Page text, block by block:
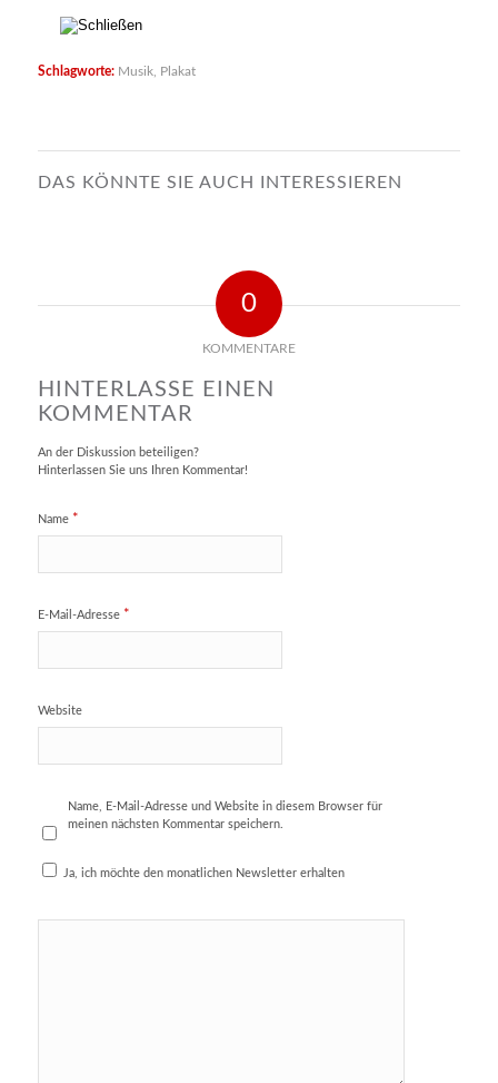
Schlagworte: Musik, Plakat
DAS KÖNNTE SIE AUCH INTERESSIEREN
0
KOMMENTARE
HINTERLASSE EINEN
KOMMENTAR
An der Diskussion beteiligen?
Hinterlassen Sie uns Ihren Kommentar!
Name *
E-Mail-Adresse *
Website
Name, E-Mail-Adresse und Website in diesem Browser für
meinen nächsten Kommentar speichern.
Ja, ich möchte den monatlichen Newsletter erhalten